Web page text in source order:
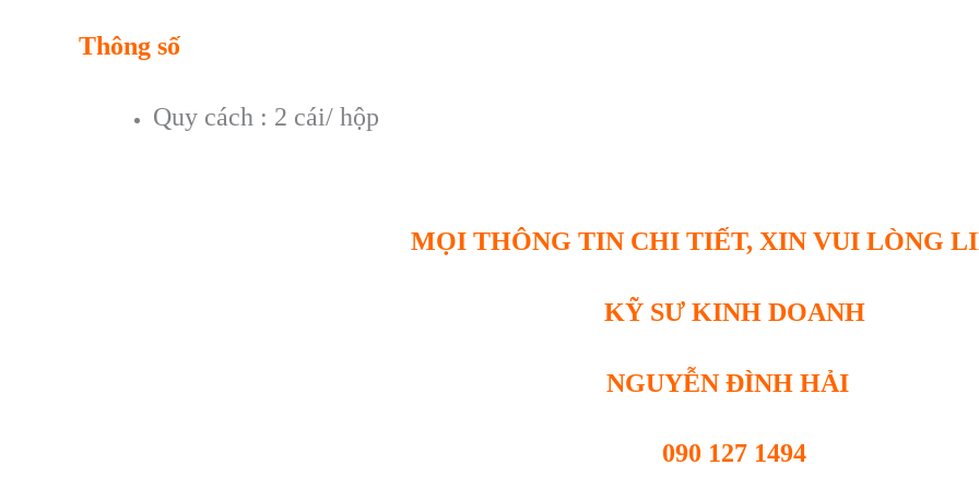
Thông số
Quy cách : 2 cái/ hộp
MỌI THÔNG TIN CHI TIẾT, XIN VUI LÒNG
KỸ SƯ KINH DOANH
NGUYỄN ĐÌNH HẢI
090 127 1494